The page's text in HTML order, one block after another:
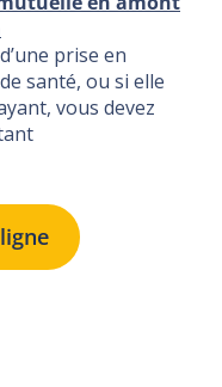
prise en
santé, ou si elle
vous devez